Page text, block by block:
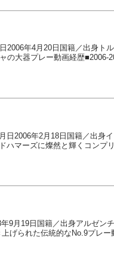
2006年4月20日国籍／出身ト
の大器プレー動画経歴■2006-
日2006年2月18日国籍／出
マーズに燦然と輝くコンプ
9月19日国籍／出身アルゼン
げられた伝統的なNo.9プレー